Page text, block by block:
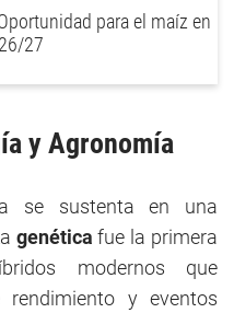
para el maíz en
27
y Agronomía
se sustenta en una
genética fue la primera
modernos que
y eventos